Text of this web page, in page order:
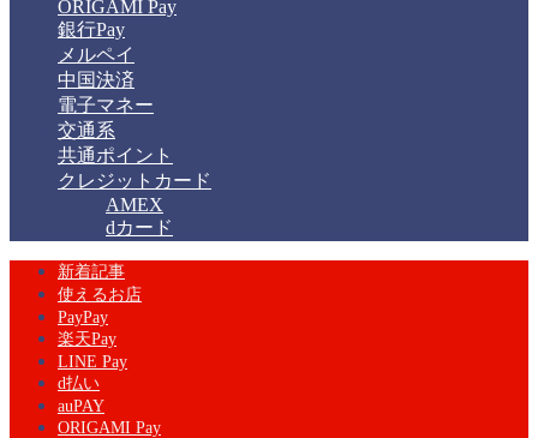
ORIGAMI Pay
銀行Pay
メルペイ
中国決済
電子マネー
交通系
共通ポイント
クレジットカード
AMEX
dカード
新着記事
使えるお店
PayPay
楽天Pay
LINE Pay
d払い
auPAY
ORIGAMI Pay